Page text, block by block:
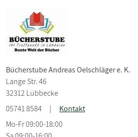
Bücherstube Andreas Oelschläger e. K.
Lange Str. 46
32312 Lübbecke
05741 8584
|
Kontakt
Mo-Fr 09:00-18:00